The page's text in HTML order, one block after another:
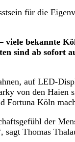
für die
viele bekannte
sind ab sofort
auf LED-
von den Haien
Fortuna Köln
der
Thomas